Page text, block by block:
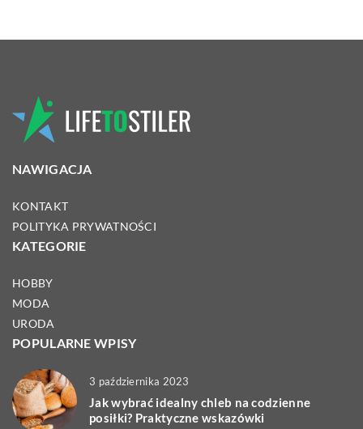
NAWIGACJA
KONTAKT
POLITYKA PRYWATNOŚCI
KATEGORIE
HOBBY
MODA
URODA
POPULARNE WPISY
3 października 2023
Jak wybrać idealny chleb na codzienne
posiłki? Praktyczne wskazówki